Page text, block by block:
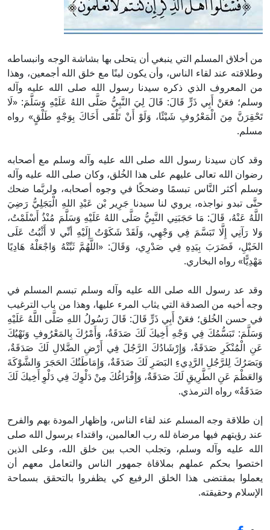
من أخلاق المسلم التي ينبغي أن يتحلى بها بشاشة الوجه وانبساطه
وطلاقته عند لقاء الناس، وأن يكون لينًا مع خلق الله أجمعين، وهذا
من المعروف الذي ذكره سيدنا رسول الله صلى الله عليه وآله
وسلم؛ فعَنْ أَبِي ذَرٍّ قَالَ: قَالَ لِيَ النَّبِيُّ صَلَّى اللهُ عَلَيْهِ وَسَلَّمَ: «لَا
تَحْقِرَنَّ مِنَ الْمَعْرُوفِ شَيْئًا، وَلَوْ أَنْ تَلْقَى أَخَاكَ بِوَجْهٍ طَلْقٍ» رواه
مسلم.
وقد كان سيدنا رسول الله صلى الله عليه وآله وسلم مع أصحابه
رضوان الله تعالى عليهم على هذا الخُلق، وكان صلى الله عليه وآله
وسلم أكثر النَّاس تبسمًا وضحكًا في وجوه أصحابه، ولربَّما ضحك
حتَّى تبدو نواجذه، يروي لنا سيدنا جَرِير بْن عَبْدِ اللهِ الْبَجَلِيُّ رَضِيَ
اللَّهُ عَنْهُ، قَالَ: مَا حَجَبَنِي النَّبِيُّ صَلَّى اللهُ عَلَيْهِ وَسَلَّمَ مُنْذُ أَسْلَمْتُ،
وَلا رَآنِي إِلَّا تَبَسَّمَ فِي وَجْهِي، وَلَقَدْ شَكَوْتُ إِلَيْهِ أنِّي لا أَثْبُتُ عَلَى
الخَيْلِ، فَضَرَبَ بِيَدِهِ فِي صَدْرِي، وَقَالَ: «اللَّهُمَّ ثَبِّتْهُ وَاجْعَلْهُ هَادِيًا
مَهْدِيًّا» رواه البخاري.
وقد عد رسول الله صلى الله عليه وآله وسلم تبسم المسلم في
وجه أخيه من الصدقة التي يثاب المرء عليها، وهذا من باب الترغيب
في حسن الخُلق؛ فعَنْ أَبِي ذَرٍّ قَالَ: قَالَ رَسُولُ اللهِ صَلَّى اللَّهُ عَلَيْهِ
وَسَلَّمَ: تَبَسُّمُكَ فِي وَجْهِ أَخِيكَ لَكَ صَدَقَةٌ، وَأَمْرُكَ بِالمَعْرُوفِ وَنَهْيُكَ
عَنِ الْمُنْكَرِ صَدَقَةٌ، وَإِرْشَادُكَ الرَّجُلَ فِي أَرْضِ الضَّلالِ لَكَ صَدَقَةٌ،
وَبَصَرُكَ لِلرَّجُلِ الرَّدِيءِ البَصَرِ لَكَ صَدَقَةٌ، وَإِمَاطَتُكَ الحَجَرَ وَالشَّوْكَةَ
وَالعَظْمَ عَنِ الطَّرِيقِ لَكَ صَدَقَةٌ، وَإِفْرَاغُكَ مِنْ دَلْوِكَ فِي دَلْوِ أَخِيكَ لَكَ
صَدَقَةٌ» رواه الترمذي.
إن طلاقة وجه المسلم عند لقاء الناس، وإظهار المودة بهم والفرح
عند رؤيتهم فيها مرضاة لله رب العالمين، واقتداء برسول الله صلى
الله عليه وآله وسلم، وتجلب الحب بين خلق الله، وعلى الذين
اختصوا بحكم عملهم بملاقاة جمهور الناس والتعامل معهم أن
يعملوا بمقتضى هذا الخلق الرفيع كي يظفروا بالتحقق بسماحة
الإسلام وحقيقته.